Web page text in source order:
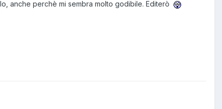
anche perchè mi sembra molto godibile. Editerò